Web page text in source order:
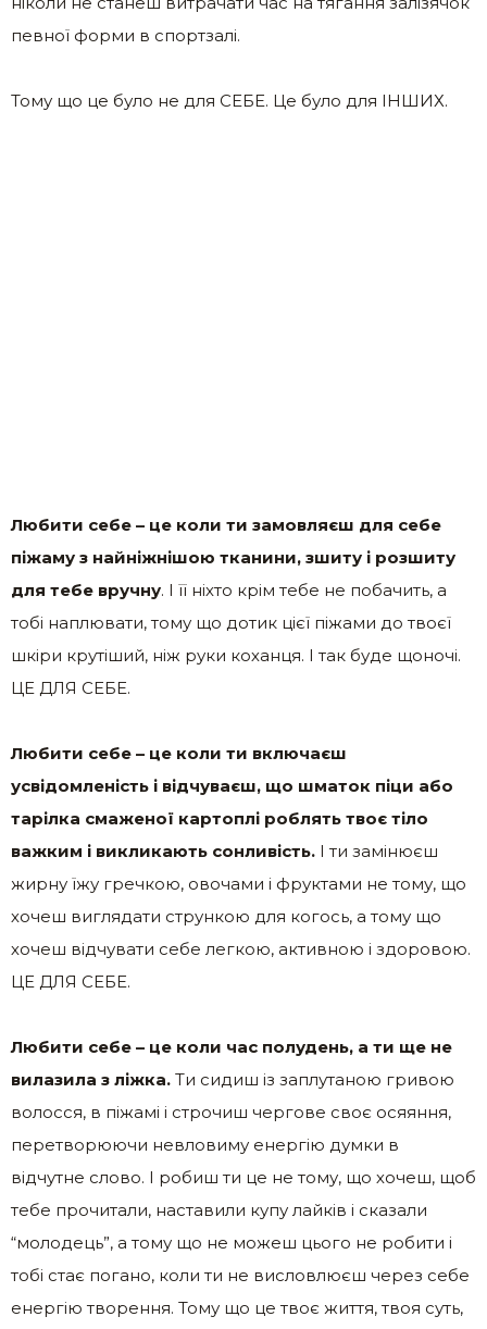
певної форми в спортзалі.
Тому що це було не для СЕБЕ. Це було для ІНШИХ.
Любити себе – це коли ти замовляєш для себе
піжаму з найніжнішою тканини, зшиту і розшиту
для тебе вручну. І її ніхто крім тебе не побачить, а
тобі наплювати, тому що дотик цієї піжами до твоєї
шкіри крутіший, ніж руки коханця. І так буде щоночі.
ЦЕ ДЛЯ СЕБЕ.
Любити себе – це коли ти включаєш
усвідомленість і відчуваєш, що шматок піци або
тарілка смаженої картоплі роблять твоє тіло
важким і викликають сонливість. І ти замінюєш
жирну їжу гречкою, овочами і фруктами не тому, що
хочеш виглядати стрункою для когось, а тому що
хочеш відчувати себе легкою, активною і здоровою.
ЦЕ ДЛЯ СЕБЕ.
Любити себе – це коли час полудень, а ти ще не
вилазила з ліжка. Ти сидиш із заплутаною гривою
волосся, в піжамі і строчиш чергове своє осяяння,
перетворюючи невловиму енергію думки в
відчутне слово. І робиш ти це не тому, що хочеш, щоб
тебе прочитали, наставили купу лайків і сказали
“молодець”, а тому що не можеш цього не робити і
тобі стає погано, коли ти не висловлюєш через себе
енергію творення. Тому що це твоє життя, твоя суть,